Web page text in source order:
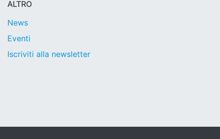
ALTRO
News
Eventi
Iscriviti alla newsletter